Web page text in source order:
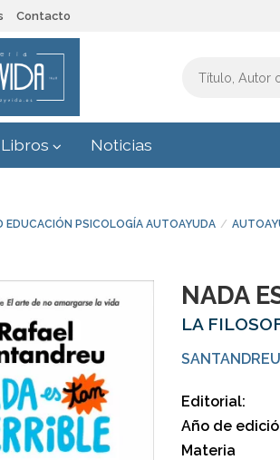
Contacto
Libros Noticias
EDUCACIÓN PSICOLOGÍA AUTOAYUDA
NADA
LA
Editorial:
Año de
Materia